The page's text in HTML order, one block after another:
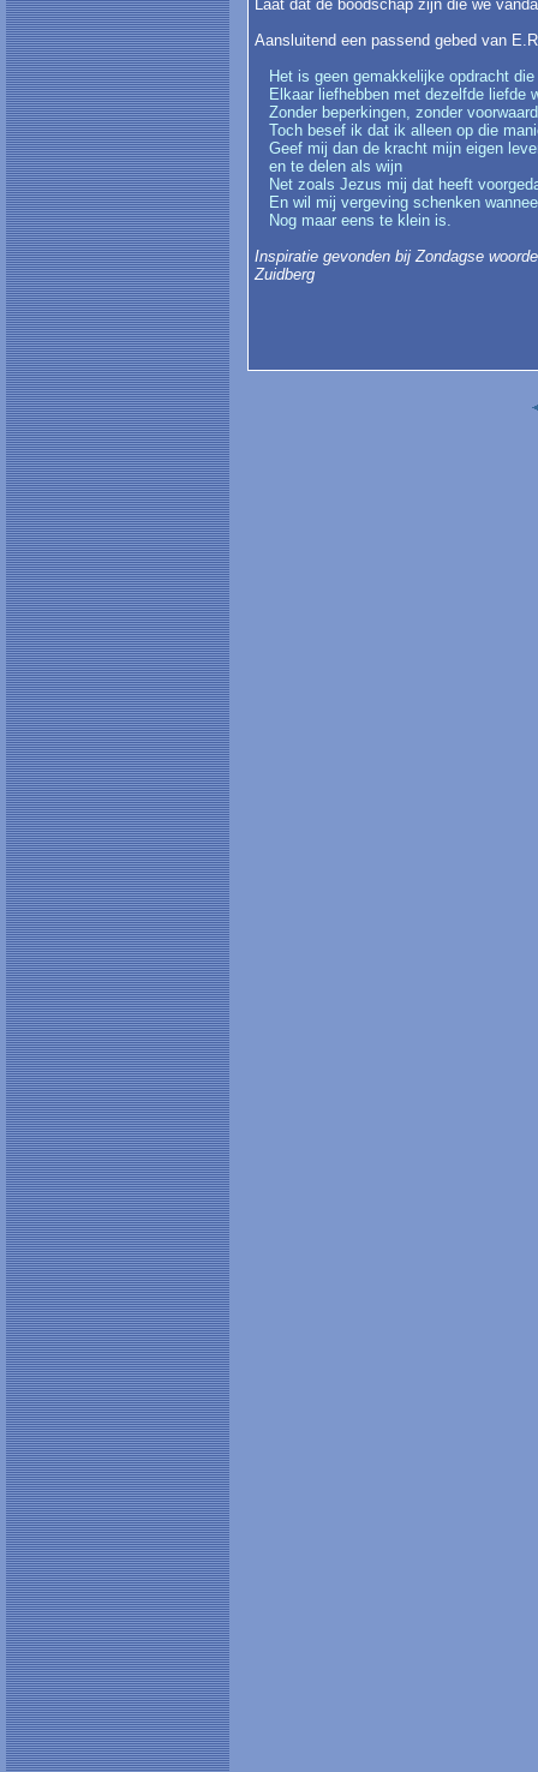
Laat dat de boodschap zijn die we
Aansluitend een passend gebed van
Het is geen gemakkelijke opdracht
Elkaar liefhebben met dezelfde liefde
Zonder beperkingen, zonder
Toch besef ik dat ik alleen op die
Geef mij dan de kracht mijn eigen
en te delen als wijn
Net zoals Jezus mij dat heeft
En wil mij vergeving schenken
Nog maar eens te klein is.
Inspiratie gevonden bij Zondagse
Zuidberg